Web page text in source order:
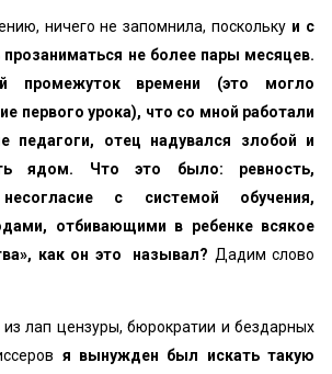
ничего не запомнила, по­скольку и с
не бо­лее пары месяцев.
промежуток вре­мени (это могло
первого урока), что со мной работали
педагоги, отец надувался злобой и
ядом. Что это было: ревность,
несогласие с си­стемой обучения,
отбивающими в ребенке всякое
как он это называл? Дадим слово
лап цензуры, бюрократии и бездарных
я вынужден был искать такую